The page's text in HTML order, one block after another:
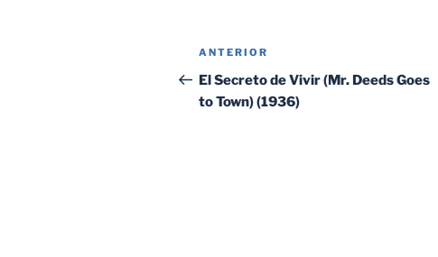
Navegación
de
entradas
Entrada
anterior:
ANTERIOR
El Secreto de Vivir (Mr. Deeds Goes
to Town) (1936)